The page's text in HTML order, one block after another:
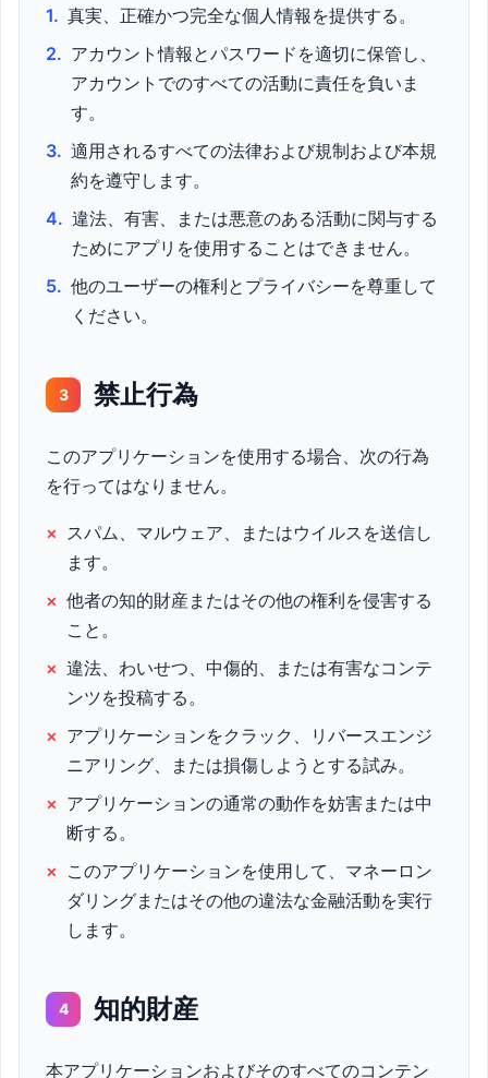
1. 真実、正確かつ完全な個人情報を提供する。
2. アカウント情報とパスワードを適切に保管し、
アカウントでのすべての活動に責任を負いま
す。
3. 適用されるすべての法律および規制および本規
約を遵守します。
4. 違法、有害、または悪意のある活動に関与する
ためにアプリを使用することはできません。
5. 他のユーザーの権利とプライバシーを尊重して
ください。
3 禁止行為
このアプリケーションを使用する場合、次の行為
を行ってはなりません。
× スパム、マルウェア、またはウイルスを送信し
ます。
× 他者の知的財産またはその他の権利を侵害する
こと。
× 違法、わいせつ、中傷的、または有害なコンテ
ンツを投稿する。
× アプリケーションをクラック、リバースエンジ
ニアリング、または損傷しようとする試み。
× アプリケーションの通常の動作を妨害または中
断する。
× このアプリケーションを使用して、マネーロン
ダリングまたはその他の違法な金融活動を実行
します。
4 知的財産
本アプリケーションおよびそのすべてのコンテン